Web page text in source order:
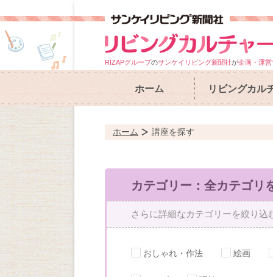
RIZAPグループのサンケイリビング新聞社が企画・運営
ホーム リビングカル
ホーム 講座を探す
カテゴリー：全カテゴリ
さらに詳細なカテゴリーを絞り込
おしゃれ・作法 絵画